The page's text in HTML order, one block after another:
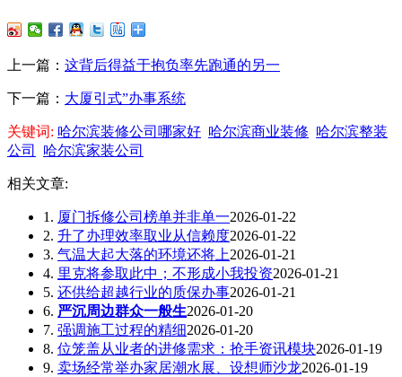
上一篇： 这背后得益于抱负率先跑通的另一
下一篇： 大厦引式”办事系统
关键词: 哈尔滨装修公司哪家好 哈尔滨商业装修 哈尔滨整装
公司
哈尔滨家装公司
相关文章:
1. 厦门拆修公司榜单并非单一2026-01-22
2. 升了办理效率取业从信赖度2026-01-22
3. 气温大起大落的环境还将上2026-01-21
4. 里克将参取此中；不形成小我投资2026-01-21
5. 还供给超越行业的质保办事2026-01-21
6. 严沉周边群众一般生2026-01-20
7. 强调施工过程的精细2026-01-20
8. 位笼盖从业者的进修需求：抢手资讯模块2026-01-19
9. 卖场经常举办家居潮水展、设想师沙龙2026-01-19